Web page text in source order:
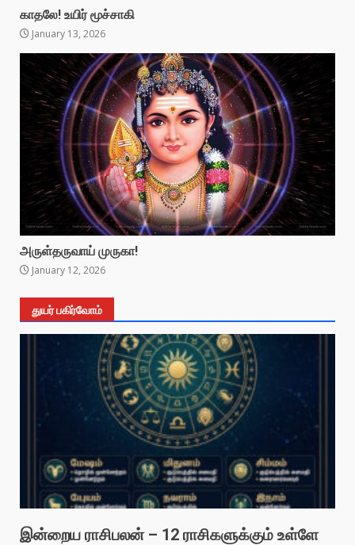
காதலே! உயிர் மூச்சாகி
January 13, 2026
அருள்தருவாய் முருகா!
January 12, 2026
துயர் பகிர்வோம்
இன்றைய ராசிபலன் – 12 ராசிகளுக்கும் உள்ளே